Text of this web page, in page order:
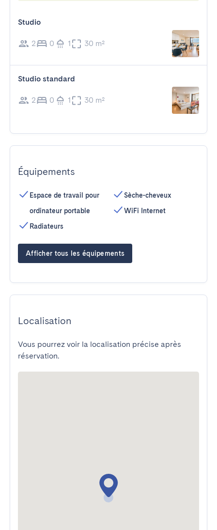
Studio
2 0 1 30 m²
Studio standard
2 0 1 30 m²
Équipements
Espace de travail pour
ordinateur portable
Radiateurs
Sèche-cheveux
WiFi Internet
Afficher tous les équipements
Localisation
Vous pourrez voir la localisation précise après
réservation.